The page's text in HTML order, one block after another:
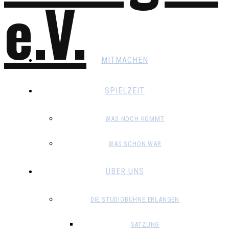
MITMACHEN
SPIELZEIT
WAS NOCH KOMMT
WAS SCHON WAR
ÜBER UNS
DIE STUDIOBÜHNE ERLANGEN
SATZUNG